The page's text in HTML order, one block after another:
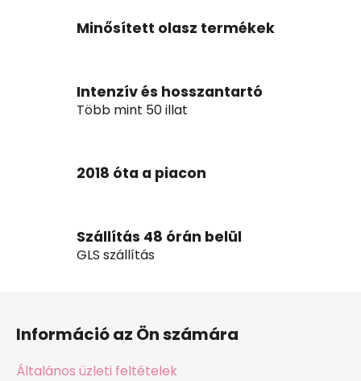
á
t
á
l
e
i
Minősített olasz termékek
Intenzív és hosszantartó
Több mint 50 illat
2018 óta a piacon
Szállítás 48 órán belül
GLS szállítás
Információ az Ön számára
Általános üzleti feltételek